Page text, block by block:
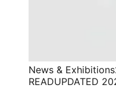
News & Exhibitions
READUPDATED